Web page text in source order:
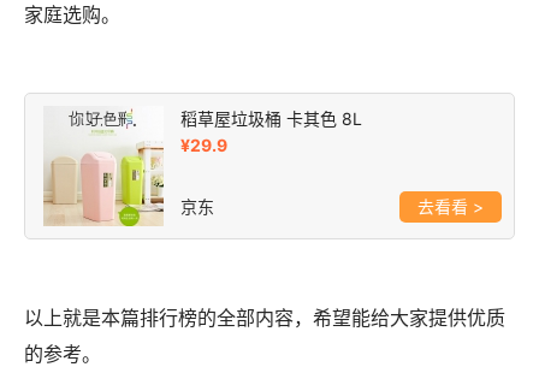
家庭选购。
稻草屋垃圾桶 卡其色 8L
¥29.9
京东 >
以上就是本篇排行榜的全部内容，希望能给大家提供优质
的参考。